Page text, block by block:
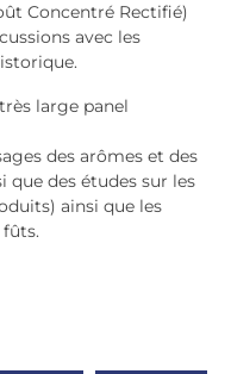
Concentré Rectifié)
avec les
large panel
des arômes et des
que des études sur les
ainsi que les
fûts.